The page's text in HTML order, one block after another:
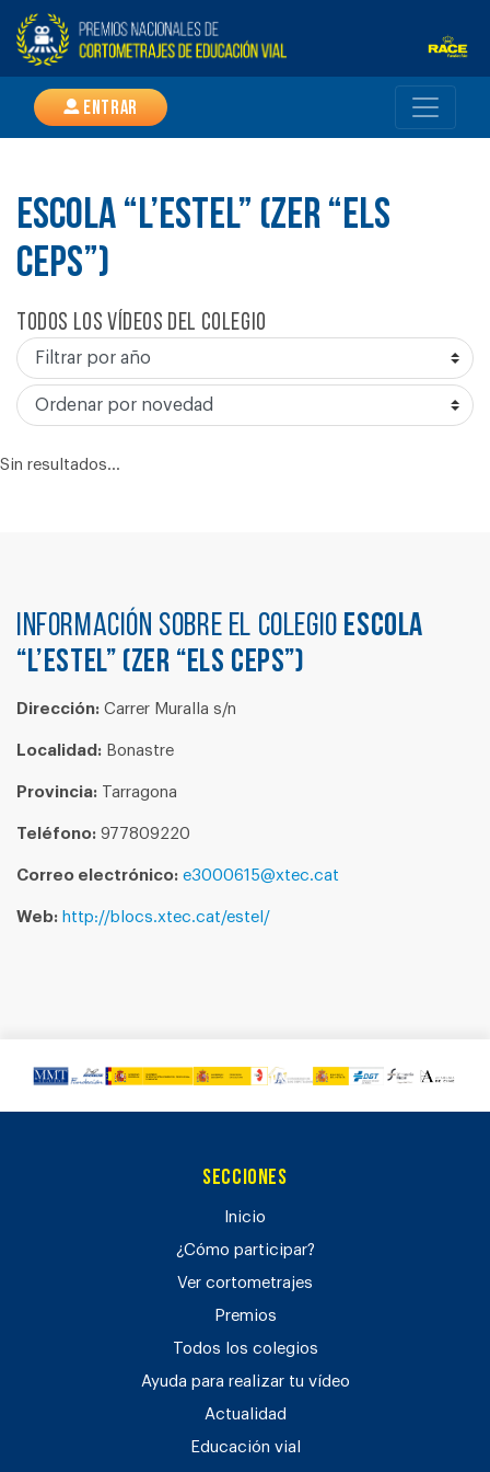
Entrar
ESCOLA “L’ESTEL” (ZER “ELS
CEPS”)
Todos los vídeos del colegio
Sin resultados...
Información sobre el colegio ESCOLA
“L’ESTEL” (ZER “ELS CEPS”)
Dirección: Carrer Muralla s/n
Localidad: Bonastre
Provincia: Tarragona
Teléfono: 977809220
Correo electrónico: e3000615@xtec.cat
Web: http://blocs.xtec.cat/estel/
Secciones
Inicio
¿Cómo participar?
Ver cortometrajes
Premios
Todos los colegios
Ayuda para realizar tu vídeo
Actualidad
Educación vial